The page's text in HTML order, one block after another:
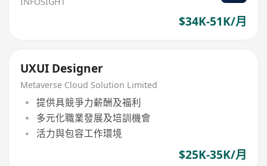
$34K-51K/月
UXUI Designer
Metaverse Cloud Solution Limited
提供具競爭力薪酬及福利
多元化職業發展及培訓機會
活力與包容工作環境
$25K-35K/月